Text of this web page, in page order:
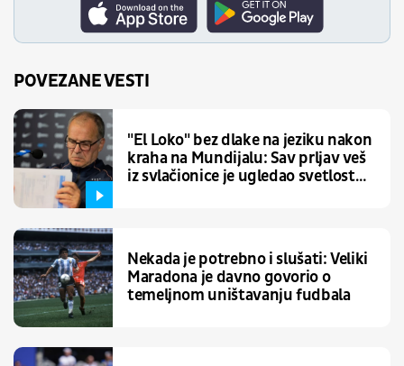
POVEZANE VESTI
"El Loko" bez dlake na jeziku nakon
kraha na Mundijalu: Sav prljav veš
iz svlačionice je ugledao svetlost
Nekada je potrebno i slušati: Veliki
Maradona je davno govorio o
temeljnom uništavanju fudbala